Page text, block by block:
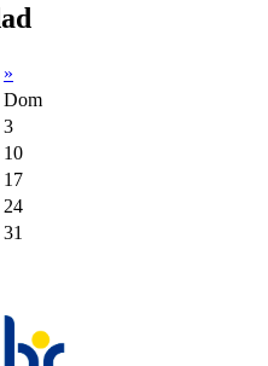
»
Dom
3
10
17
24
31